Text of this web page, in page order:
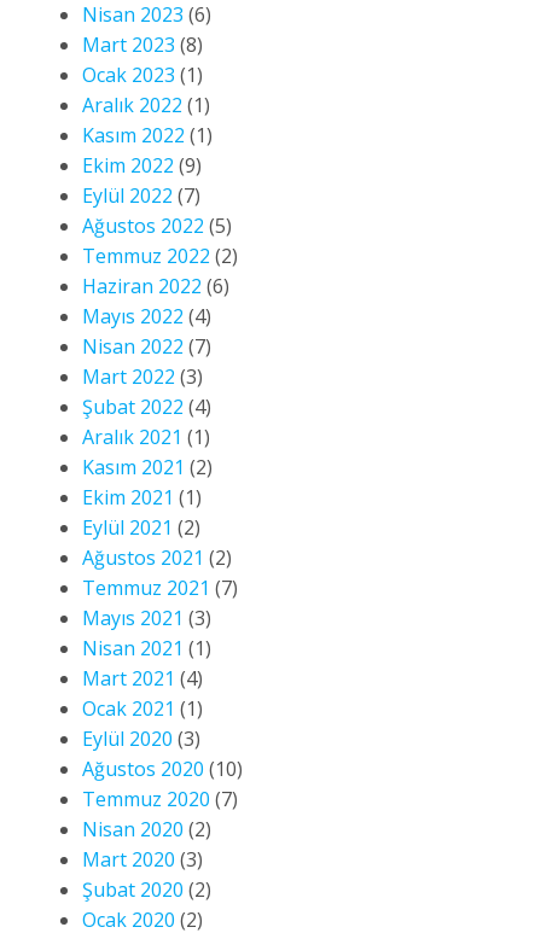
Nisan 2023 (6)
Mart 2023 (8)
Ocak 2023 (1)
Aralık 2022 (1)
Kasım 2022 (1)
Ekim 2022 (9)
Eylül 2022 (7)
Ağustos 2022 (5)
Temmuz 2022 (2)
Haziran 2022 (6)
Mayıs 2022 (4)
Nisan 2022 (7)
Mart 2022 (3)
Şubat 2022 (4)
Aralık 2021 (1)
Kasım 2021 (2)
Ekim 2021 (1)
Eylül 2021 (2)
Ağustos 2021 (2)
Temmuz 2021 (7)
Mayıs 2021 (3)
Nisan 2021 (1)
Mart 2021 (4)
Ocak 2021 (1)
Eylül 2020 (3)
Ağustos 2020 (10)
Temmuz 2020 (7)
Nisan 2020 (2)
Mart 2020 (3)
Şubat 2020 (2)
Ocak 2020 (2)